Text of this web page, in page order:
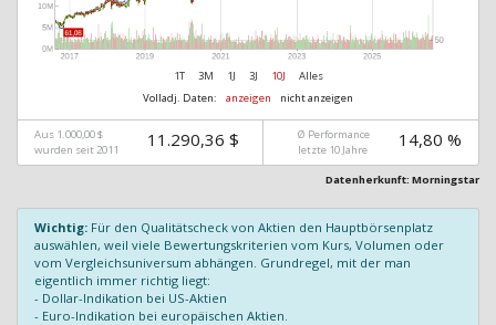
1T 3M 1J 3J 10J
Alles
Volladj. Daten:
anzeigen nicht anzeigen
Aus 1.000,00 $
wurden seit 2011
11.290,36 $
Ø Performance
letzte 10 Jahre
14,80 %
Datenherkunft: Morningstar
Wichtig: Für den Qualitätscheck von Aktien den Hauptbörsenplatz
auswählen, weil viele Bewertungskriterien vom Kurs, Volumen oder
vom Vergleichsuniversum abhängen. Grundregel, mit der man
eigentlich immer richtig liegt:
- Dollar-Indikation bei US-Aktien
- Euro-Indikation bei europäischen Aktien.